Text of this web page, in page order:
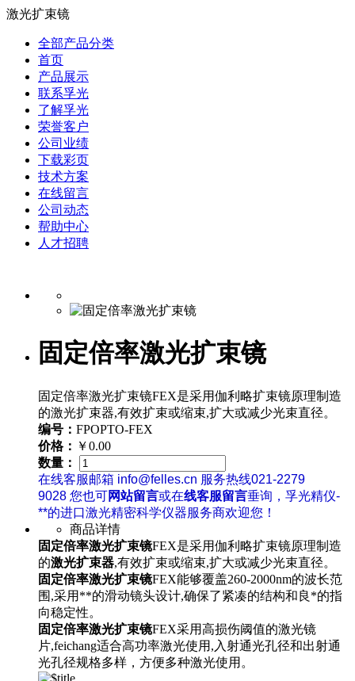
激光扩束镜
全部产品分类
首页
产品展示
联系孚光
了解孚光
荣誉客户
公司业绩
下载彩页
技术方案
在线留言
公司动态
帮助中心
人才招聘
固定倍率激光扩束镜
固定倍率激光扩束镜FEX是采用伽利略扩束镜原理制造
的激光扩束器,有效扩束或缩束,扩大或减少光束直径。
编号： FPOPTO-FEX
价格： ￥0.00
数量：
在线客服邮箱 info@felles.cn 服务热线021-2279
9028 您也可网站留言或在线客服留言垂询，孚光精仪-
**的进口激光精密科学仪器服务商欢迎您！
商品详情
固定倍率激光扩束镜FEX是采用伽利略扩束镜原理制造
的激光扩束器,有效扩束或缩束,扩大或减少光束直径。
固定倍率激光扩束镜FEX能够覆盖260-2000nm的波长范
围,采用**的滑动镜头设计,确保了紧凑的结构和良*的指
向稳定性。
固定倍率激光扩束镜FEX采用高损伤阈值的激光镜
片,feichang适合高功率激光使用,入射通光孔径和出射通
光孔径规格多样，方便多种激光使用。